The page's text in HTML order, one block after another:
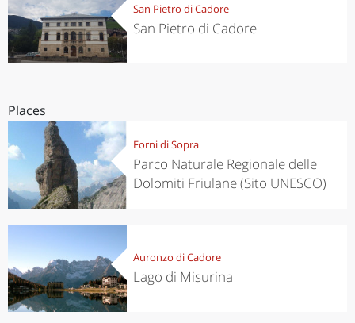
San Pietro di Cadore
San Pietro di Cadore
Places
Forni di Sopra
Parco Naturale Regionale delle
Dolomiti Friulane (Sito UNESCO)
Auronzo di Cadore
Lago di Misurina